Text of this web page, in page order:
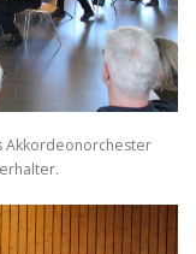
Akkordeonorchester